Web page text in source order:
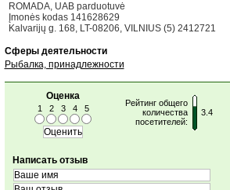
ROMADA, UAB parduotuvė
Įmonės kodas 141628629
Kalvarijų g. 168, LT-08206, VILNIUS (5) 2412721
Сферы деятельности
Рыбалка, принадлежности
Оценка
1 2 3 4 5
Рейтинг общего
количества
посетителей:
3.4
Написать отзыв